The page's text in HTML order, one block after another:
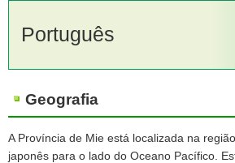
Português
Geografia
A Província de Mie está localizada na
japonês para o lado do Oceano Pacífico.